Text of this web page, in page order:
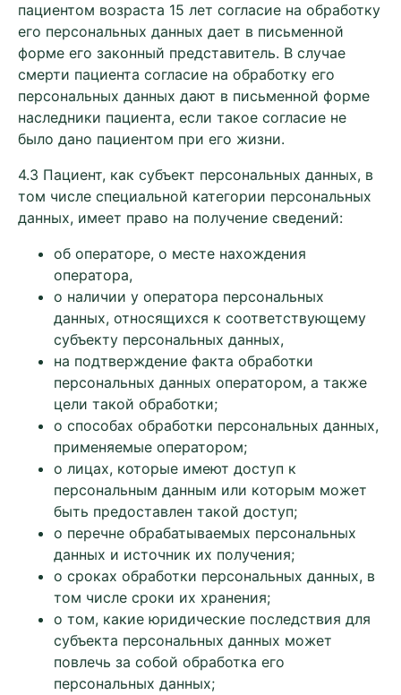
пациентом возраста 15 лет согласие на обработку
его персональных данных дает в письменной
форме его законный представитель. В случае
смерти пациента согласие на обработку его
персональных данных дают в письменной форме
наследники пациента, если такое согласие не
было дано пациентом при его жизни.
4.3 Пациент, как субъект персональных данных, в
том числе специальной категории персональных
данных, имеет право на получение сведений:
об операторе, о месте нахождения
оператора,
о наличии у оператора персональных
данных, относящихся к соответствующему
субъекту персональных данных,
на подтверждение факта обработки
персональных данных оператором, а также
цели такой обработки;
о способах обработки персональных данных,
применяемые оператором;
о лицах, которые имеют доступ к
персональным данным или которым может
быть предоставлен такой доступ;
о перечне обрабатываемых персональных
данных и источник их получения;
о сроках обработки персональных данных, в
том числе сроки их хранения;
о том, какие юридические последствия для
субъекта персональных данных может
повлечь за собой обработка его
персональных данных;